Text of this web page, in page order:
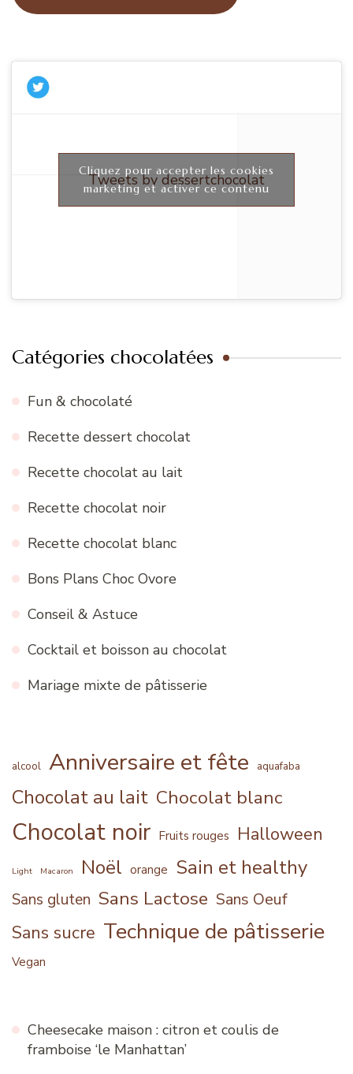
Tweets by dessertchocolat
Cliquez pour accepter les cookies
marketing et activer ce contenu
Catégories chocolatées
Fun & chocolaté
Recette dessert chocolat
Recette chocolat au lait
Recette chocolat noir
Recette chocolat blanc
Bons Plans Choc Ovore
Conseil & Astuce
Cocktail et boisson au chocolat
Mariage mixte de pâtisserie
alcool Anniversaire et fête aquafaba
Chocolat au lait Chocolat blanc
Chocolat noir Fruits rouges Halloween
Light Macaron Noël orange Sain et healthy
Sans gluten Sans Lactose Sans Oeuf
Sans sucre Technique de pâtisserie
Vegan
Cheesecake maison : citron et coulis de
framboise ‘le Manhattan’